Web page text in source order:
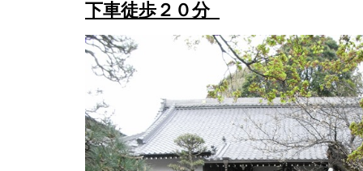
下車徒歩２０分